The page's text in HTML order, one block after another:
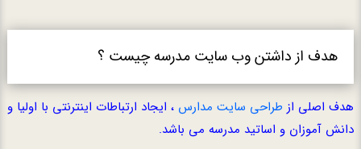
هدف از داشتن وب سایت مدرسه چیست ؟
هدف اصلی از طراحی سایت مدارس ، ایجاد ارتباطات اینترنتی با اولیا و
دانش آموزان و اساتید مدرسه می باشد.